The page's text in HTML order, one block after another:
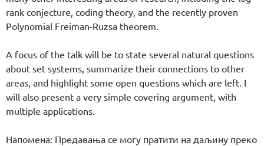
rank conjecture, coding theory, and the recently proven
Polynomial Freiman-Ruzsa theorem.
A focus of the talk will be to state several natural questions
about set systems, summarize their connections to other
areas, and highlight some open questions which are left. I
will also present a very simple covering argument, with
multiple applications.
Напомена: Предавања се могу пратити на даљину преко